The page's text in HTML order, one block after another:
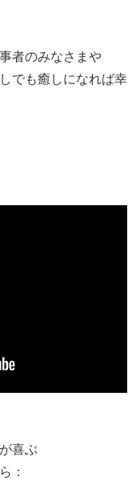
者のみなさまや
でも癒しになれば幸
喜ぶ
：